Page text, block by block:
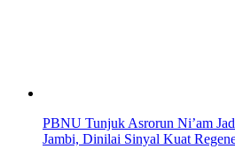
PBNU Tunjuk Asrorun Ni’am
Jambi, Dinilai Sinyal Kuat